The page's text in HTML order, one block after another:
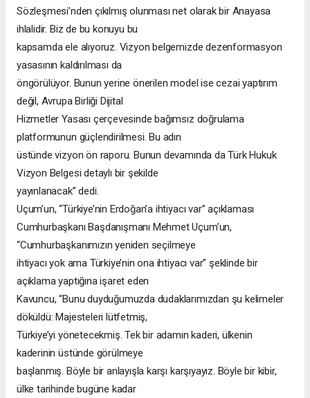
Sözleşmesi’nden çıkılmış olunması net olarak bir Anayasa
ihlalidir. Biz de bu konuyu bu
kapsamda ele alıyoruz. Vizyon belgemizde dezenformasyon
yasasının kaldırılması da
öngörülüyor. Bunun yerine önerilen model ise cezai yaptırım
değil, Avrupa Birliği Dijital
Hizmetler Yasası çerçevesinde bağımsız doğrulama
platformunun güçlendirilmesi. Bu adın
üstünde vizyon ön raporu. Bunun devamında da Türk Hukuk
Vizyon Belgesi detaylı bir şekilde
yayınlanacak” dedi.
Uçum’un, “Türkiye’nin Erdoğan’a ihtiyacı var” açıklaması
Cumhurbaşkanı Başdanışmanı Mehmet Uçum’un,
“Cumhurbaşkanımızın yeniden seçilmeye
ihtiyacı yok ama Türkiye’nin ona ihtiyacı var” şeklinde bir
açıklama yaptığına işaret eden
Kavuncu, “Bunu duyduğumuzda dudaklarımızdan şu kelimeler
döküldü: Majesteleri lütfetmiş,
Türkiye’yi yönetecekmiş. Tek bir adamın kaderi, ülkenin
kaderinin üstünde görülmeye
başlanmış. Böyle bir anlayışla karşı karşıyayız. Böyle bir kibir,
ülke tarihinde bugüne kadar